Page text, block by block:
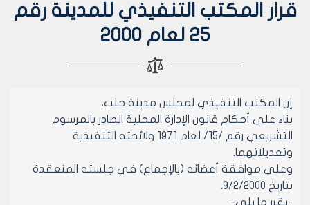
قرار المكتب التنفيذي للمدينة رقم
25 لعام 2000
إن المكتب التنفيذي لمجلس مدينة حلب،
بناء على أحكام قانون الإدارة المحلية الصادر بالمرسوم
التشريعي رقم /15/ لعام 1971 ولائحته التنفيذية
وتعديلاتهما.
وعلى موافقة أعضائه (بالإجماع) في جلسته المنعقدة
بتاريخ 9/2/2000.
-يقرر ما يلي-